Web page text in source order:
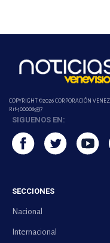
COPYRIGHT ©2026 CORPORACIÓN
Rif-j000089337
SIGUENOS EN:
SECCIONES
Nacional
Internacional